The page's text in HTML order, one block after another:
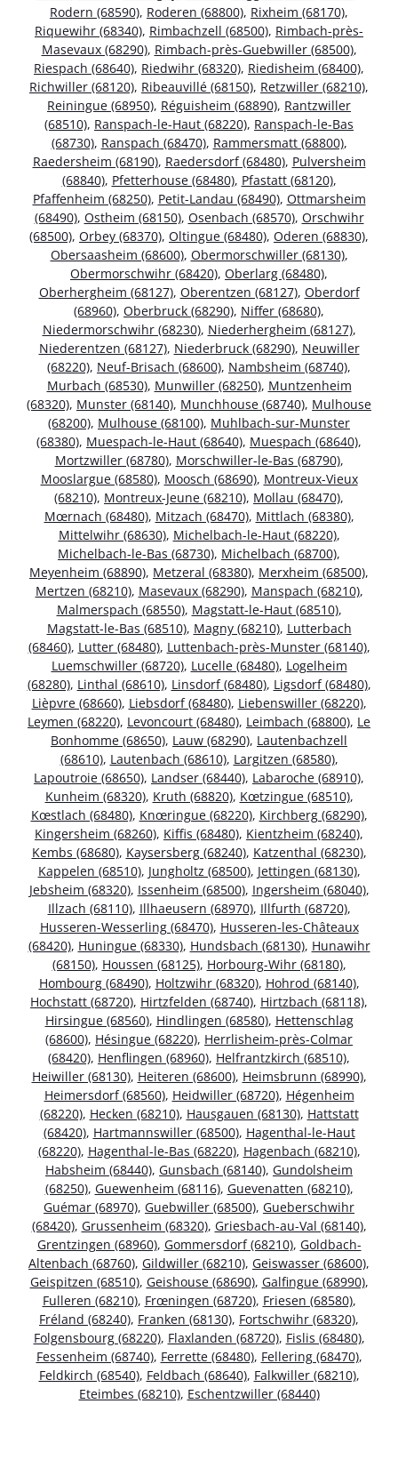
Rodern (68590), Roderen (68800), Rixheim (68170),
Riquewihr (68340), Rimbachzell (68500), Rimbach-près-
Masevaux (68290), Rimbach-près-Guebwiller (68500),
Riespach (68640), Riedwihr (68320), Riedisheim (68400),
Richwiller (68120), Ribeauvillé (68150), Retzwiller (68210),
Reiningue (68950), Réguisheim (68890), Rantzwiller
(68510), Ranspach-le-Haut (68220), Ranspach-le-Bas
(68730), Ranspach (68470), Rammersmatt (68800),
Raedersheim (68190), Raedersdorf (68480), Pulversheim
(68840), Pfetterhouse (68480), Pfastatt (68120),
Pfaffenheim (68250), Petit-Landau (68490), Ottmarsheim
(68490), Ostheim (68150), Osenbach (68570), Orschwihr
(68500), Orbey (68370), Oltingue (68480), Oderen (68830),
Obersaasheim (68600), Obermorschwiller (68130),
Obermorschwihr (68420), Oberlarg (68480),
Oberhergheim (68127), Oberentzen (68127), Oberdorf
(68960), Oberbruck (68290), Niffer (68680),
Niedermorschwihr (68230), Niederhergheim (68127),
Niederentzen (68127), Niederbruck (68290), Neuwiller
(68220), Neuf-Brisach (68600), Nambsheim (68740),
Murbach (68530), Munwiller (68250), Muntzenheim
(68320), Munster (68140), Munchhouse (68740), Mulhouse
(68200), Mulhouse (68100), Muhlbach-sur-Munster
(68380), Muespach-le-Haut (68640), Muespach (68640),
Mortzwiller (68780), Morschwiller-le-Bas (68790),
Mooslargue (68580), Moosch (68690), Montreux-Vieux
(68210), Montreux-Jeune (68210), Mollau (68470),
Mœrnach (68480), Mitzach (68470), Mittlach (68380),
Mittelwihr (68630), Michelbach-le-Haut (68220),
Michelbach-le-Bas (68730), Michelbach (68700),
Meyenheim (68890), Metzeral (68380), Merxheim (68500),
Mertzen (68210), Masevaux (68290), Manspach (68210),
Malmerspach (68550), Magstatt-le-Haut (68510),
Magstatt-le-Bas (68510), Magny (68210), Lutterbach
(68460), Lutter (68480), Luttenbach-près-Munster (68140),
Luemschwiller (68720), Lucelle (68480), Logelheim
(68280), Linthal (68610), Linsdorf (68480), Ligsdorf (68480),
Lièpvre (68660), Liebsdorf (68480), Liebenswiller (68220),
Leymen (68220), Levoncourt (68480), Leimbach (68800), Le
Bonhomme (68650), Lauw (68290), Lautenbachzell
(68610), Lautenbach (68610), Largitzen (68580),
Lapoutroie (68650), Landser (68440), Labaroche (68910),
Kunheim (68320), Kruth (68820), Kœtzingue (68510),
Kœstlach (68480), Knœringue (68220), Kirchberg (68290),
Kingersheim (68260), Kiffis (68480), Kientzheim (68240),
Kembs (68680), Kaysersberg (68240), Katzenthal (68230),
Kappelen (68510), Jungholtz (68500), Jettingen (68130),
Jebsheim (68320), Issenheim (68500), Ingersheim (68040),
Illzach (68110), Illhaeusern (68970), Illfurth (68720),
Husseren-Wesserling (68470), Husseren-les-Châteaux
(68420), Huningue (68330), Hundsbach (68130), Hunawihr
(68150), Houssen (68125), Horbourg-Wihr (68180),
Hombourg (68490), Holtzwihr (68320), Hohrod (68140),
Hochstatt (68720), Hirtzfelden (68740), Hirtzbach (68118),
Hirsingue (68560), Hindlingen (68580), Hettenschlag
(68600), Hésingue (68220), Herrlisheim-près-Colmar
(68420), Henflingen (68960), Helfrantzkirch (68510),
Heiwiller (68130), Heiteren (68600), Heimsbrunn (68990),
Heimersdorf (68560), Heidwiller (68720), Hégenheim
(68220), Hecken (68210), Hausgauen (68130), Hattstatt
(68420), Hartmannswiller (68500), Hagenthal-le-Haut
(68220), Hagenthal-le-Bas (68220), Hagenbach (68210),
Habsheim (68440), Gunsbach (68140), Gundolsheim
(68250), Guewenheim (68116), Guevenatten (68210),
Guémar (68970), Guebwiller (68500), Gueberschwihr
(68420), Grussenheim (68320), Griesbach-au-Val (68140),
Grentzingen (68960), Gommersdorf (68210), Goldbach-
Altenbach (68760), Gildwiller (68210), Geiswasser (68600),
Geispitzen (68510), Geishouse (68690), Galfingue (68990),
Fulleren (68210), Frœningen (68720), Friesen (68580),
Fréland (68240), Franken (68130), Fortschwihr (68320),
Folgensbourg (68220), Flaxlanden (68720), Fislis (68480),
Fessenheim (68740), Ferrette (68480), Fellering (68470),
Feldkirch (68540), Feldbach (68640), Falkwiller (68210),
Eteimbes (68210), Eschentzwiller (68440)